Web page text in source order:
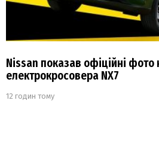
Nissan показав офіційні фото
електрокросовера NX7
12 годин тому